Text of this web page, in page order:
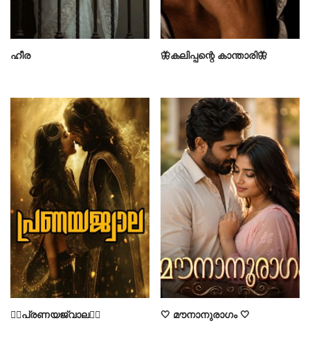
ഹീര 🦋കലിപ്പന്റെ കാന്താരി🦋
❤️‍🔥പ്രണയജ്വാല❤️‍🔥 🤍 മൗനാനുരാഗം 🤍